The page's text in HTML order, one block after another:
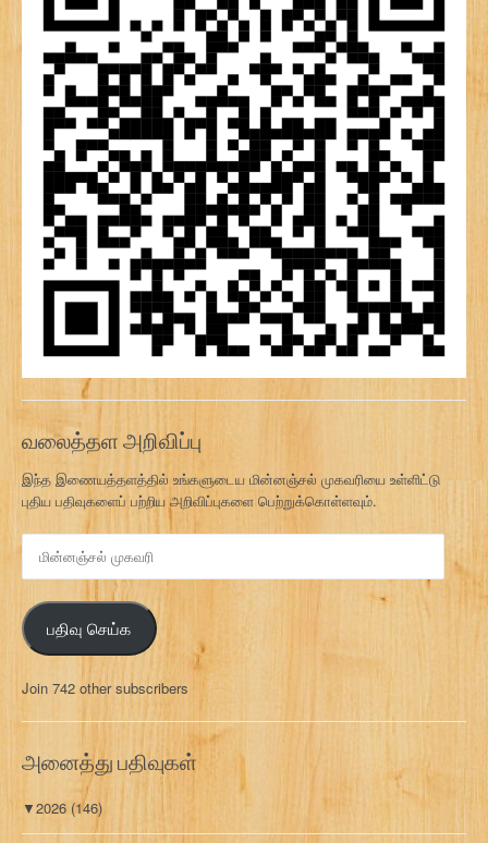
வலைத்தள அறிவிப்பு
இந்த இணையத்தளத்தில் உங்களுடைய மின்னஞ்சல் முகவரியை உள்ளிட்டு
புதிய பதிவுகளைப் பற்றிய அறிவிப்புகளை பெற்றுக்கொள்ளவும்.
மி
ன
ஞ்
ச
ல்
க
வ
பதிவு செய்க
Join 742 other subscribers
அனைத்து பதிவுகள்
▼2026 (146)